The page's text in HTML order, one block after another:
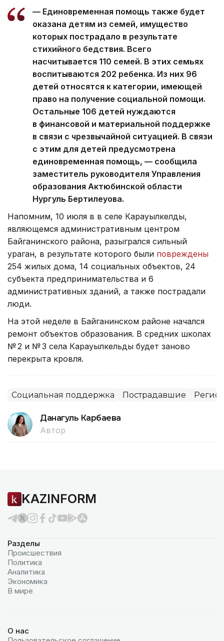
— Единовременная помощь также будет
оказана детям из семей, имущество
которых пострадало в результате
стихийного бедствия. Всего
насчитывается 110 семей. В этих семьях
воспитываются 202 ребенка. Из них 96
детей относятся к категории, имеющей
право на получение социальной помощи.
Остальные 106 детей нуждаются
в финансовой и материальной поддержке
в связи с чрезвычайной ситуацией. В связи
с этим для детей предусмотрена
единовременная помощь, — сообщила
заместитель руководителя Управления
образования Актюбинской области
Нургуль Бертилеуова.
Напомним, 10 июля в в селе Карауылкелды,
являющемся административным центром
Байганинского района, разыгрался сильный
ураган, в результате которого были повреждены
254 жилых дома, 14 социальных объектов, 24
субъекта предпринимательства и 6
административных зданий, а также пострадали
люди.
На этой неделе в Байганинском районе начался
ремонт объектов образования. В средних школах
№ 2 и № 3 села Карауылкельды будет заново
перекрыта кровля.
Социальная поддержка Пострадавшие
Данагуль Карбаева
Автор
KAZINFORM
Разделы
Происшествия
Политика
Аналитика
Экономика
В мире
О нас